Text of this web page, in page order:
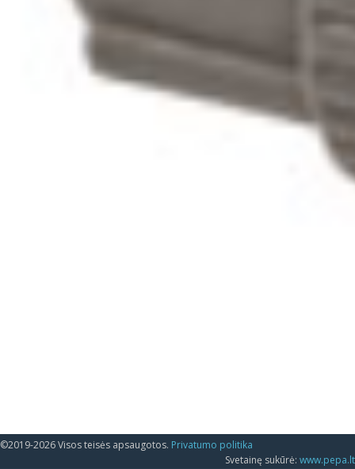
©2019-2026 Visos teisės apsaugotos. Privatumo politika
Svetainę sukūrė: www.pepa.lt